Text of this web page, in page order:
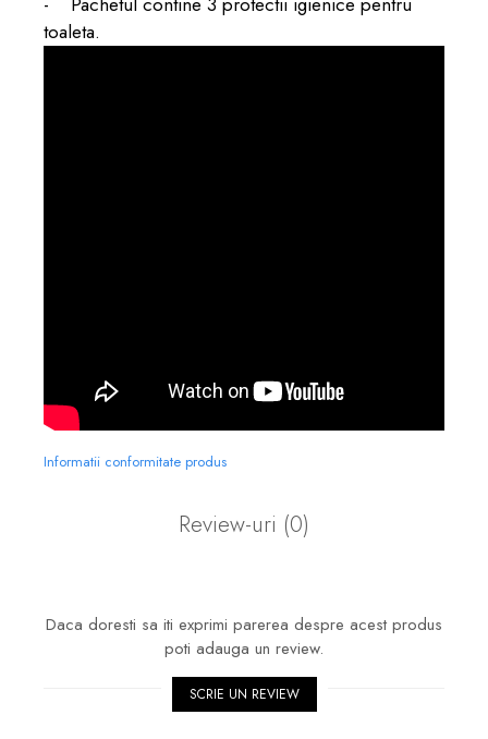
toaleta.
Informatii conformitate produs
Review-uri (0)
Daca doresti sa iti exprimi parerea despre acest produs
poti adauga un review.
SCRIE UN REVIEW